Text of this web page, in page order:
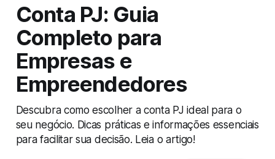
Conta PJ: Guia
Completo para
Empresas e
Empreendedores
Descubra como escolher a conta PJ ideal para o
seu negócio. Dicas práticas e informações essenciais
para facilitar sua decisão. Leia o artigo!